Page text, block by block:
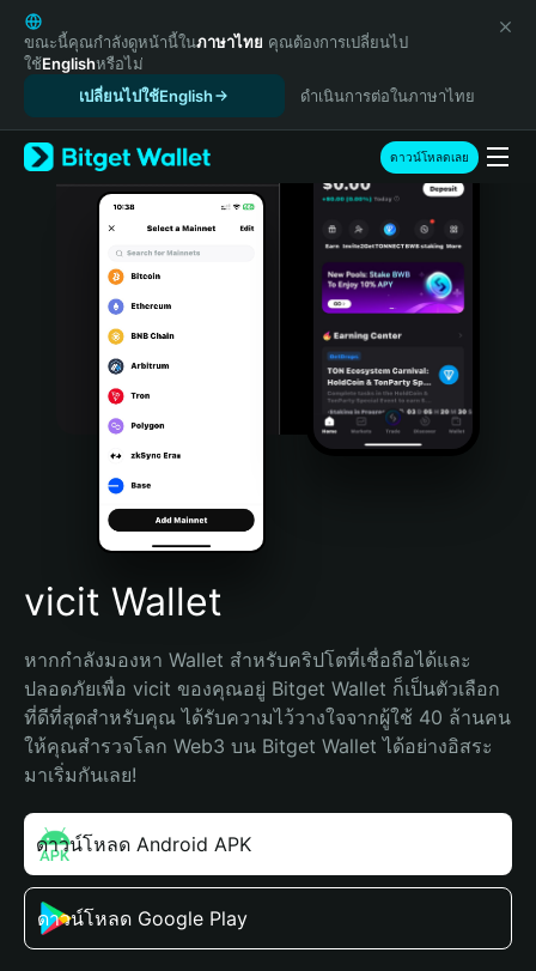
English
日本語
Tiếng Việt
Español (Latinoamérica)
Türkçe
Italiano
Português (Portugal)
Bahasa Indonesia
Português (Brasil)
Español (Argentina)
ขณะนี้คุณกำลังดูหน้านี้ในภาษาไทย คุณต้องการเปลี่ยนไป
ใช้Englishหรือไม่
เปลี่ยนไปใช้English
ดำเนินการต่อในภาษาไทย
ดาวน์โหลดเลย
vicit Wallet
หากกำลังมองหา Wallet สำหรับคริปโตที่เชื่อถือได้และ
ปลอดภัยเพื่อ vicit ของคุณอยู่ Bitget Wallet ก็เป็นตัวเลือก
ที่ดีที่สุดสำหรับคุณ ได้รับความไว้วางใจจากผู้ใช้ 40 ล้านคน
ให้คุณสำรวจโลก Web3 บน Bitget Wallet ได้อย่างอิสระ
มาเริ่มกันเลย!
ดาวน์โหลด Android APK
ดาวน์โหลด Google Play